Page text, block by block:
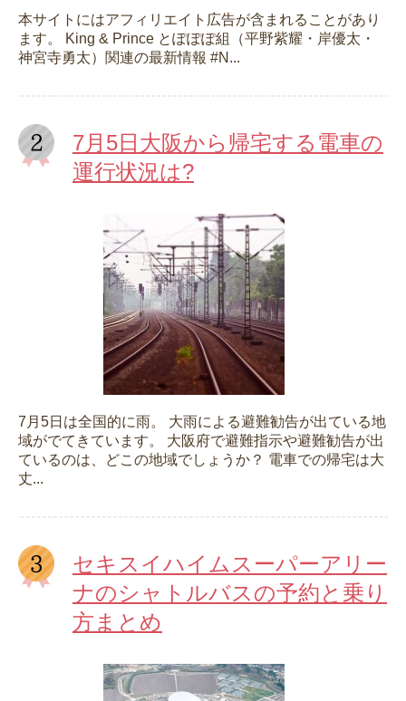
本サイトにはアフィリエイト広告が含まれることがあり
ます。 King & Prince とぽぽぽ組（平野紫耀・岸優太・
神宮寺勇太）関連の最新情報 #N...
7月5日大阪から帰宅する電車の
運行状況は?
7月5日は全国的に雨。 大雨による避難勧告が出ている地
域がでてきています。 大阪府で避難指示や避難勧告が出
ているのは、どこの地域でしょうか？ 電車での帰宅は大
丈...
セキスイハイムスーパーアリー
ナのシャトルバスの予約と乗り
方まとめ